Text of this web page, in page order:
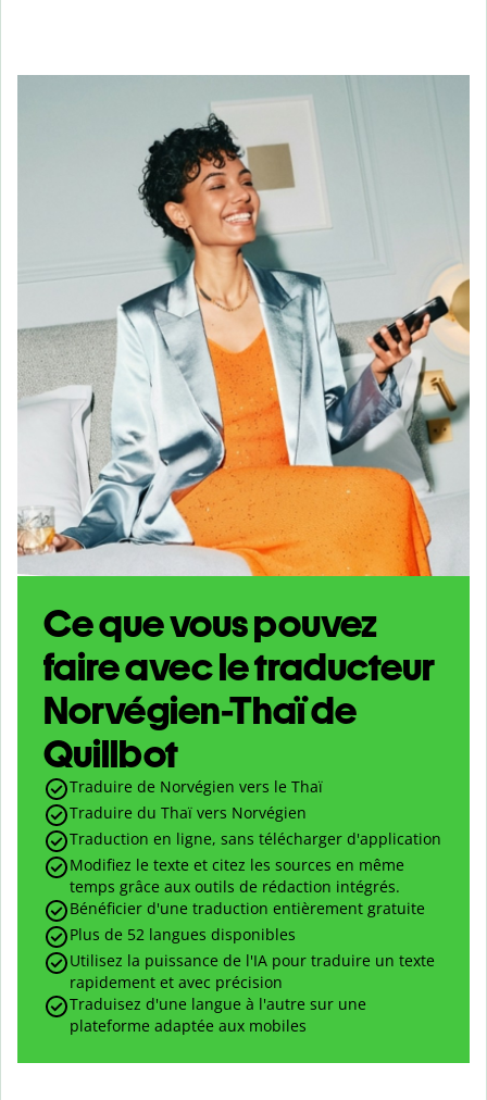
Ce que vous pouvez
faire avec le traducteur
Norvégien-Thaï de
Quillbot
Traduire de Norvégien vers le Thaï
Traduire du Thaï vers Norvégien
Traduction en ligne, sans télécharger d'application
Modifiez le texte et citez les sources en même
temps grâce aux outils de rédaction intégrés.
Bénéficier d'une traduction entièrement gratuite
Plus de 52 langues disponibles
Utilisez la puissance de l'IA pour traduire un texte
rapidement et avec précision
Traduisez d'une langue à l'autre sur une
plateforme adaptée aux mobiles